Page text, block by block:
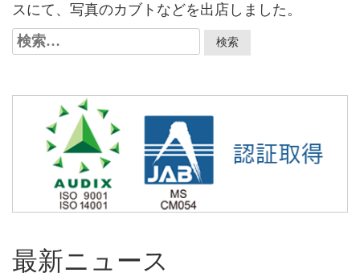
スにて、写真のカブトなどを出店しました。
検
索:
最新ニュース